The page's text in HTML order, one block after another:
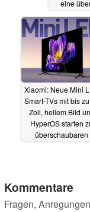
eine
Xiaomi: Neue Mini
Smart-TVs mit bis
Zoll, hellem Bild
HyperOS starten
überschaubaren
Kommentare
Fragen,